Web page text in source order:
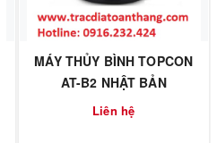
MÁY THỦY BÌNH TOPCON
AT-B2 NHẬT BẢN
Liên hệ